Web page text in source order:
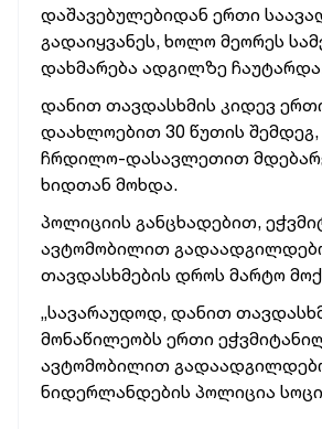
დაშავებულებიდან ერთი
გადაიყვანეს, ხოლო მეორეს
დახმარება ადგილზე
დანით თავდასხმის კიდევ
დაახლოებით 30 წუთის
ჩრდილო-დასავლეთით
ხიდთან მოხდა.
პოლიციის განცხადებით,
ავტომობილით
თავდასხმების დროს მარტო
„სავარაუდოდ, დანით
მონაწილეობს ერთი
ავტომობილით
ნიდერლანდების პოლიცია